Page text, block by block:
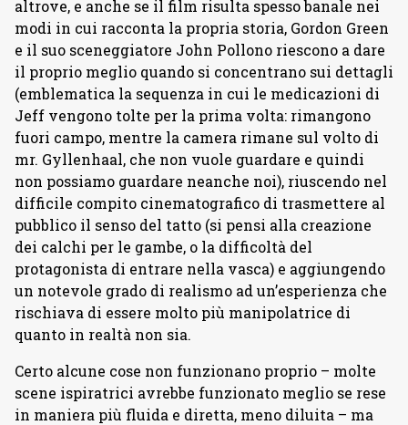
altrove, e anche se il film risulta spesso banale nei
modi in cui racconta la propria storia, Gordon Green
e il suo sceneggiatore John Pollono riescono a dare
il proprio meglio quando si concentrano sui dettagli
(emblematica la sequenza in cui le medicazioni di
Jeff vengono tolte per la prima volta: rimangono
fuori campo, mentre la camera rimane sul volto di
mr. Gyllenhaal, che non vuole guardare e quindi
non possiamo guardare neanche noi), riuscendo nel
difficile compito cinematografico di trasmettere al
pubblico il senso del tatto (si pensi alla creazione
dei calchi per le gambe, o la difficoltà del
protagonista di entrare nella vasca) e aggiungendo
un notevole grado di realismo ad un’esperienza che
rischiava di essere molto più manipolatrice di
quanto in realtà non sia.
Certo alcune cose non funzionano proprio – molte
scene ispiratrici avrebbe funzionato meglio se rese
in maniera più fluida e diretta, meno diluita – ma